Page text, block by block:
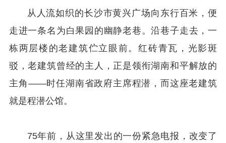
从人流如织的长沙市黄兴广场向东行百米，便
走进一条名为白果园的幽静老巷。沿巷子走去，一
栋两层楼的老建筑伫立眼前。红砖青瓦，光影斑
驳，老建筑曾经的主人，正是领衔湖南和平解放的
主角——时任湖南省政府主席程潜，而这座老建筑
就是程潜公馆。
75年前，从这里发出的一份紧急电报，改变了